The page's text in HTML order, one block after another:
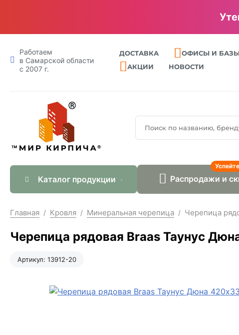
Работаем
в Самарской области
с 2007 г.
ДОСТАВКА ОФИСЫ И
АКЦИИ НОВОСТИ
Каталог продукции Распродажи и
Главная / Кровля / Минеральная черепица / Черепица
Черепица рядовая Braas Таунус
Артикул: 13912-20